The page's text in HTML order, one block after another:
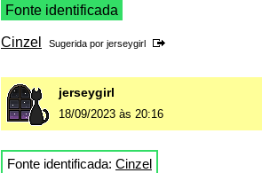
Fonte identificada
Cinzel Sugerida por jerseygirl
jerseygirl
18/09/2023 às 20:16
Fonte identificada: Cinzel